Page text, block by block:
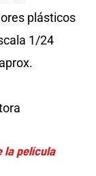
plásticos
1/24
la película